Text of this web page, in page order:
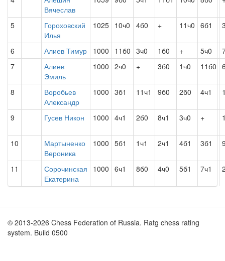
Вячеслав
5
Гороховский
Илья
1025 10ч0 4б0 + 11ч0 6б1
6 Алиев Тимур 1000 11б0 3ч0 1б0 + 5ч0
7
Алиев
Эмиль
1000 2ч0 + 3б0 1ч0 11б0
8
Воробьев
Александр
1000 3б1 11ч1 9б0 2б0 4ч1
9 Гусев Никон 1000 4ч1 2б0 8ч1 3ч0 +
10
Мартыненко
Вероника
1000 5б1 1ч1 2ч1 4б1 3б1
11
Сорочинская
Екатерина
1000 6ч1 8б0 4ч0 5б1 7ч1
© 2013-2026 Chess Federation of Russia. Ratg chess rating
system. Build 0500